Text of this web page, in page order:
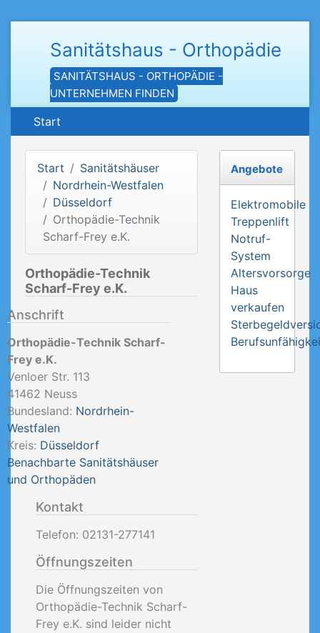
Sanitätshaus - Orthopädie
SANITÄTSHAUS - ORTHOPÄDIE -
UNTERNEHMEN FINDEN
Start
Start
Sanitätshäuser
Nordrhein-Westfalen
Düsseldorf
Orthopädie-Technik
Scharf-Frey e.K.
Orthopädie-Technik
Scharf-Frey e.K.
Anschrift
Orthopädie-Technik Scharf-
Frey e.K.
Venloer Str. 113
41462 Neuss
Bundesland: Nordrhein-
Westfalen
Kreis: Düsseldorf
Benachbarte Sanitätshäuser
und Orthopäden
Kontakt
Telefon: 02131-277141
Öffnungszeiten
Die Öffnungszeiten von
Orthopädie-Technik Scharf-
Frey e.K. sind leider nicht
Angebote
Elektromobile
Treppenlift
Notruf-
System
Altersvorsorge
Haus
verkaufen